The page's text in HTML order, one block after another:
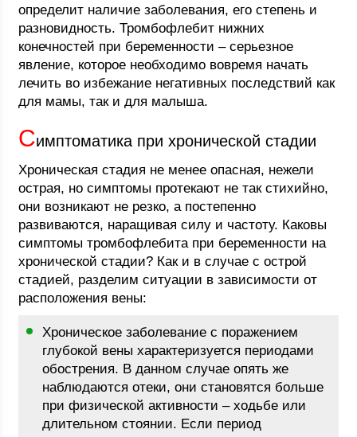
определит наличие заболевания, его степень и
разновидность. Тромбофлебит нижних
конечностей при беременности – серьезное
явление, которое необходимо вовремя начать
лечить во избежание негативных последствий как
для мамы, так и для малыша.
Симптоматика при хронической стадии
Хроническая стадия не менее опасная, нежели
острая, но симптомы протекают не так стихийно,
они возникают не резко, а постепенно
развиваются, наращивая силу и частоту. Каковы
симптомы тромбофлебита при беременности на
хронической стадии? Как и в случае с острой
стадией, разделим ситуации в зависимости от
расположения вены:
Хроническое заболевание с поражением
глубокой вены характеризуется периодами
обострения. В данном случае опять же
наблюдаются отеки, они становятся больше
при физической активности – ходьбе или
длительном стоянии. Если период